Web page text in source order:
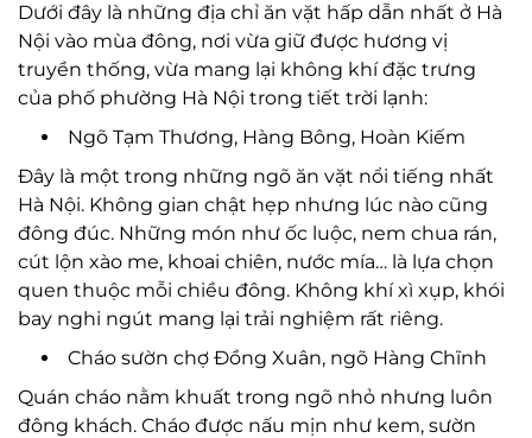
Dưới đây là những địa chỉ ăn vặt hấp dẫn nhất ở Hà
Nội vào mùa đông, nơi vừa giữ được hương vị
truyền thống, vừa mang lại không khí đặc trưng
của phố phường Hà Nội trong tiết trời lạnh:
Ngõ Tạm Thương, Hàng Bông, Hoàn Kiếm
Đây là một trong những ngõ ăn vặt nổi tiếng nhất
Hà Nội. Không gian chật hẹp nhưng lúc nào cũng
đông đúc. Những món như ốc luộc, nem chua rán,
cút lộn xào me, khoai chiên, nước mía… là lựa chọn
quen thuộc mỗi chiều đông. Không khí xì xụp, khói
bay nghi ngút mang lại trải nghiệm rất riêng.
Cháo sườn chợ Đồng Xuân, ngõ Hàng Chĩnh
Quán cháo nằm khuất trong ngõ nhỏ nhưng luôn
đông khách. Cháo được nấu mịn như kem, sườn